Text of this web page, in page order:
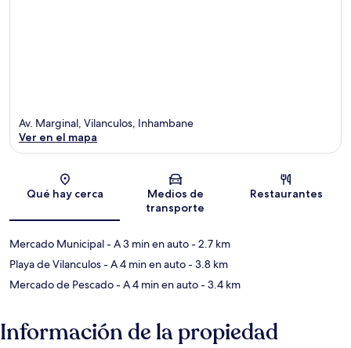
Sección del mapa
Av. Marginal, Vilanculos, Inhambane
Ver en el mapa
Qué hay cerca
Medios de
transporte
Restaurantes
Mercado Municipal- A 3 min en auto- 2.7 km
Playa de Vilanculos- A 4 min en auto- 3.8 km
Mercado de Pescado- A 4 min en auto- 3.4 km
Información de la propiedad